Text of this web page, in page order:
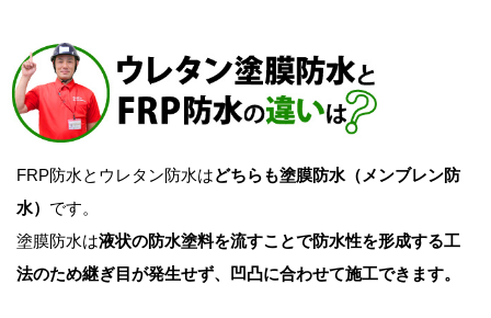
FRP防水とウレタン防水はどちらも塗膜防水（メンブレン防
水） です。
塗膜防水は液状の防水塗料を流すことで防水性を形成する工
法のため継ぎ目が発生せず、凹凸に合わせて施工できます。